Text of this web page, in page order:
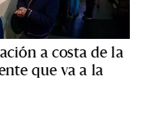
a costa de la
que va a la